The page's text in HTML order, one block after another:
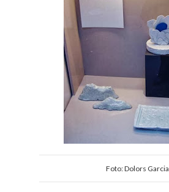
Foto: Dolors Garcia